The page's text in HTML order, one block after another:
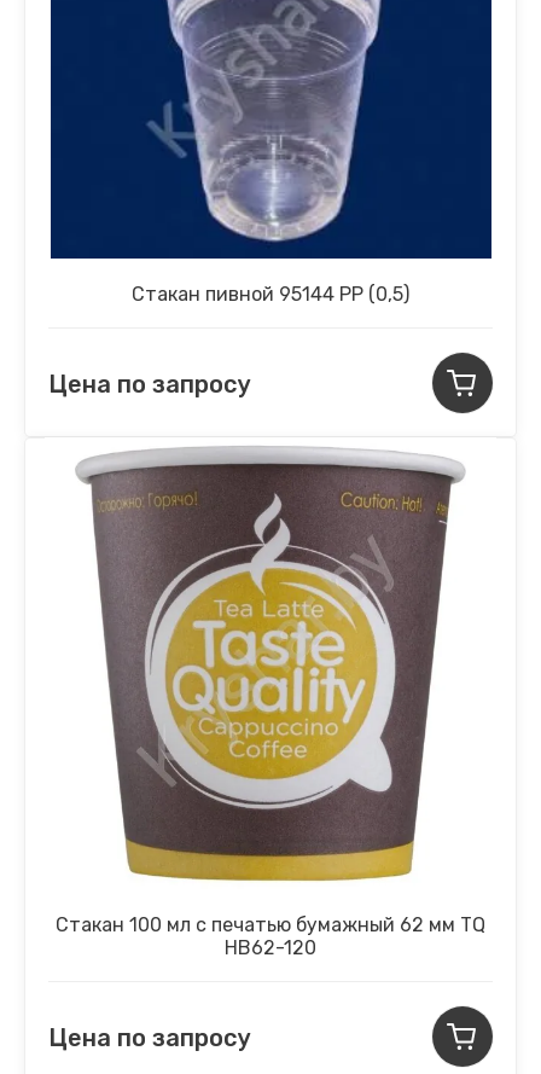
Стакан пивной 95144 РР (0,5)
Цена по запросу
Стакан 100 мл с печатью бумажный 62 мм TQ
НВ62-120
Цена по запросу